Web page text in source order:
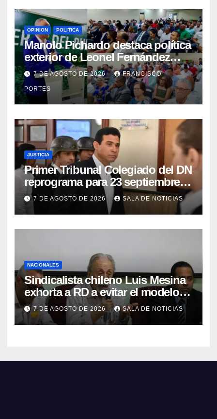
OPINION POLITICA
Manolo Pichardo destaca política
exterior de Leonel Fernández
como referente de liderazgo y
defensa del interés nacional
7 DE AGOSTO DE 2026 FRANCISCO
PORTES
JUSTICIA
Primer Tribunal Colegiado del DN
reprograma para 23 septiembre
lectura íntegra de sentencia
contra Adán Cáceres y
coimputados
7 DE AGOSTO DE 2026 SALA DE NOTICIAS
NACIONALES
Sindicalista chileno Luis Mesina
exhorta a RD a evitar el modelo
de AFP y apostar por un sistema
solidario
7 DE AGOSTO DE 2026 SALA DE NOTICIAS